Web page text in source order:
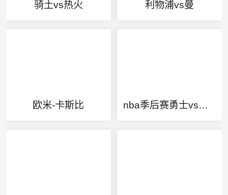
骑土vs热火 利物浦vs曼
欧米-卡斯比 nba季后赛勇士vs快船第六场